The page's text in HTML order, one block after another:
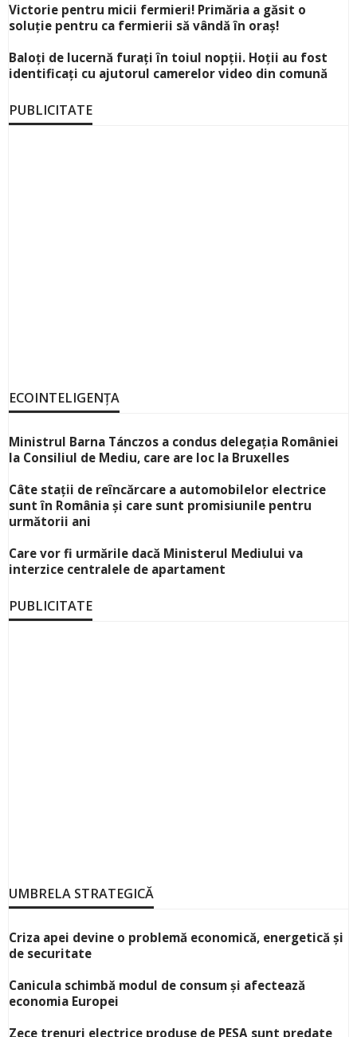
Victorie pentru micii fermieri! Primăria a găsit o
soluție pentru ca fermierii să vândă în oraș!
Baloți de lucernă furați în toiul nopții. Hoții au fost
identificați cu ajutorul camerelor video din comună
PUBLICITATE
ECOINTELIGENȚA
Ministrul Barna Tánczos a condus delegația României
la Consiliul de Mediu, care are loc la Bruxelles
Câte stații de reîncărcare a automobilelor electrice
sunt în România și care sunt promisiunile pentru
următorii ani
Care vor fi urmările dacă Ministerul Mediului va
interzice centralele de apartament
PUBLICITATE
UMBRELA STRATEGICĂ
Criza apei devine o problemă economică, energetică și
de securitate
Canicula schimbă modul de consum și afectează
economia Europei
Zece trenuri electrice produse de PESA sunt predate